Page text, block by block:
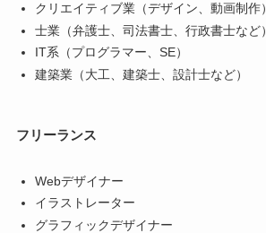
クリエイティブ業（デザイン、動画制作）
士業（弁護士、司法書士、行政書士など）
IT系（プログラマー、SE）
建築業（大工、建築士、設計士など）
フリーランス
Webデザイナー
イラストレーター
グラフィックデザイナー